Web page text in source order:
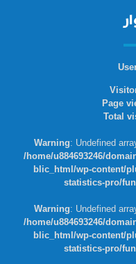
Page
Total
Warning: Undefined
/home/u884693246/
blic_html/wp-content/
statistics-pro/
Warning: Undefined
/home/u884693246/
blic_html/wp-content/
statistics-pro/